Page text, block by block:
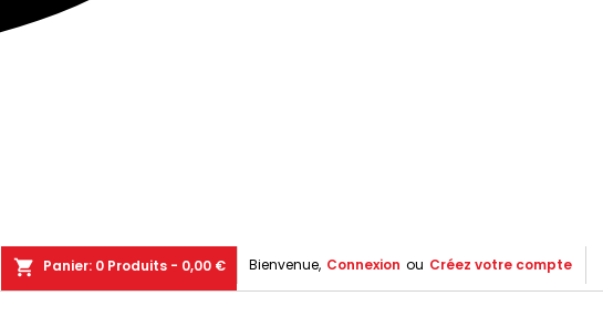
Bienvenue, Connexion ou Créez votre compte
shopping_cart Panier: 0 Produits - 0,00 €